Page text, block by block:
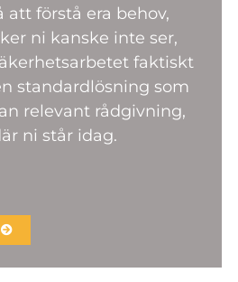
att förstå era behov,
ni kanske inte ser,
faktiskt
standardlösning som
relevant rådgivning,
ni står idag.